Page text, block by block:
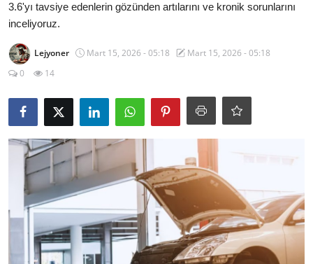
Paketler
Karşılaştırmalar
Kronik Sorunlar
Bakım & Arıza Çözümleri
Muayene & Emisyon
Trafik Cezaları & Mevzuat
Ehliyet & Ruhsat İşlemleri
Sigorta & Kasko
3.6'yı tavsiye edenlerin gözünden artılarını ve kronik sorunlarını
inceliyoruz.
Lejyoner Mart 15, 2026 - 05:18
Mart 15, 2026 - 05:18
0
14